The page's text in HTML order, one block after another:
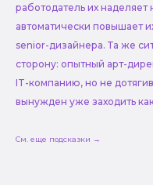
работодатель их
автоматически повышает
senior-дизайнера. Та же
сторону: опытный арт-
IT-компанию, но не
вынужден уже заходить
См. еще подсказки →